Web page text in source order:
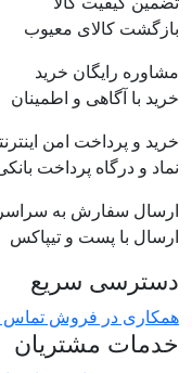
بازگشت کالای معیوب
مشاوره رایگان خرید
خرید با آگاهی و اطمینان
خرید و پرداخت امن
نماد و درگاه پرداخت
ارسال سفارش به سراسر
ارسال با پست و تیپاکس
دسترسی سریع
همکاری در فروش تماس
خدمات مشتریان